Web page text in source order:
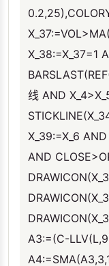
X_38:=X_37=1
线 AND
X_39:=X_6
AND
A3:=(C-